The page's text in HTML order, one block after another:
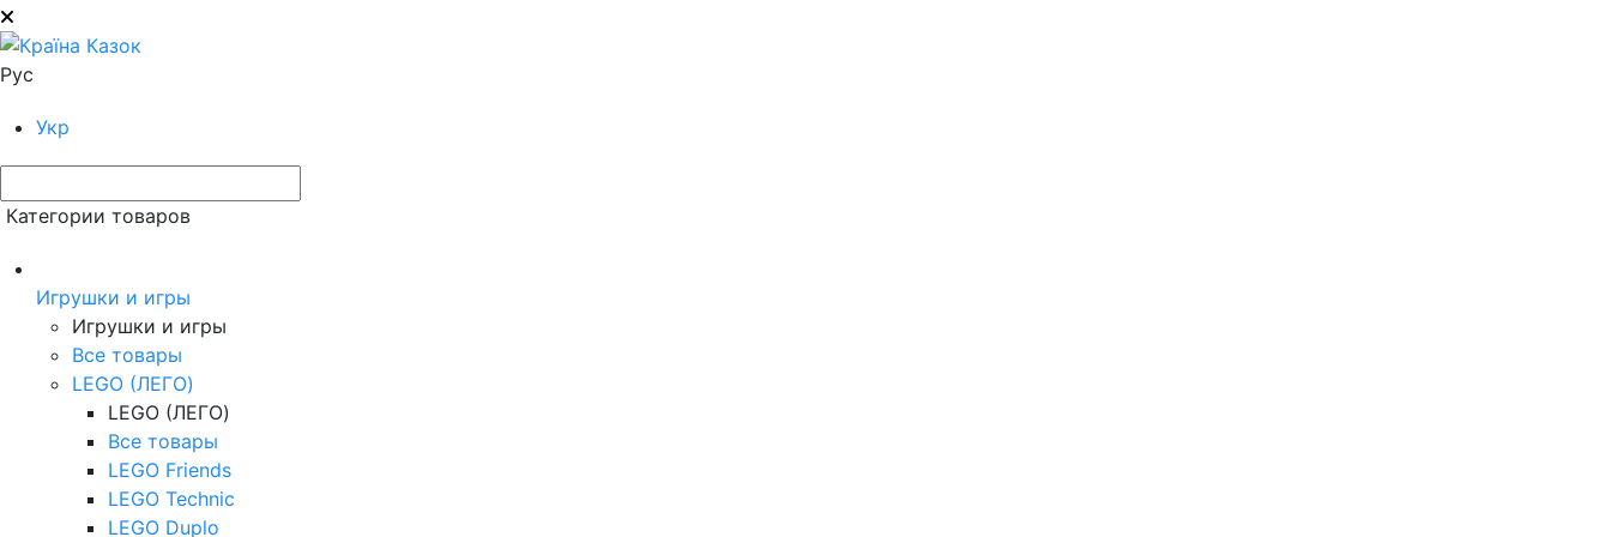
Рус
Укр
Категории товаров
Игрушки и игры
Игрушки и игры
Все товары
LEGO (ЛЕГО)
LEGO (ЛЕГО)
Все товары
LEGO Friends
LEGO Technic
LEGO Duplo